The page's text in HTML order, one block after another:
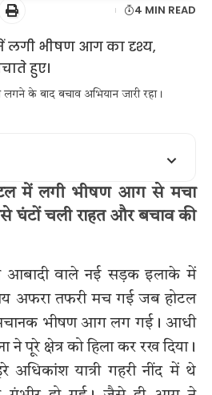
4 MIN READ
के बाद बचाव अभियान जारी रहा।
में लगी भीषण आग से मचा
घंटों चली राहत और बचाव की
आबादी वाले नई सड़क इलाके में
अफरा तफरी मच गई जब होटल
भीषण आग लग गई। आधी
पूरे क्षेत्र को हिला कर रख दिया।
यात्री गहरी नींद में थे